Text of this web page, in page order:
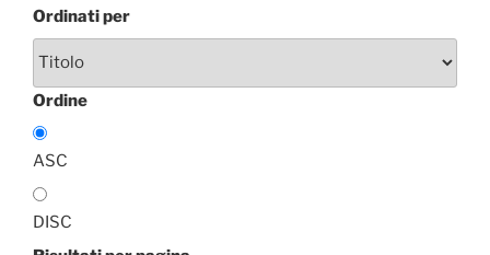
Ordinati per
Ordine
ASC
DISC